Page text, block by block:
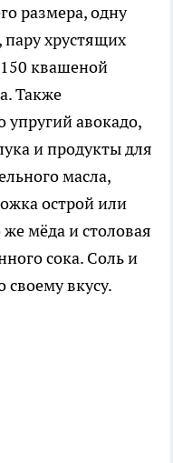
размера, одну
хрустящих
квашеной
Также
упругий авокадо,
и продукты для
масла,
острой или
мёда и столовая
сока. Соль и
вкусу.